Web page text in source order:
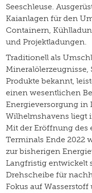
Seeschleuse.
Kaianlagen für den
Containern,
und Projektladungen.
Traditionell als
Produkte bekannt,
einen wesentlichen
Energieversorgung in
Wilhelmshavens liegt
Mit der Eröffnung des
Terminals Ende 2022
zur bisherigen
Langfristig entwickelt
Drehscheibe für
Fokus auf